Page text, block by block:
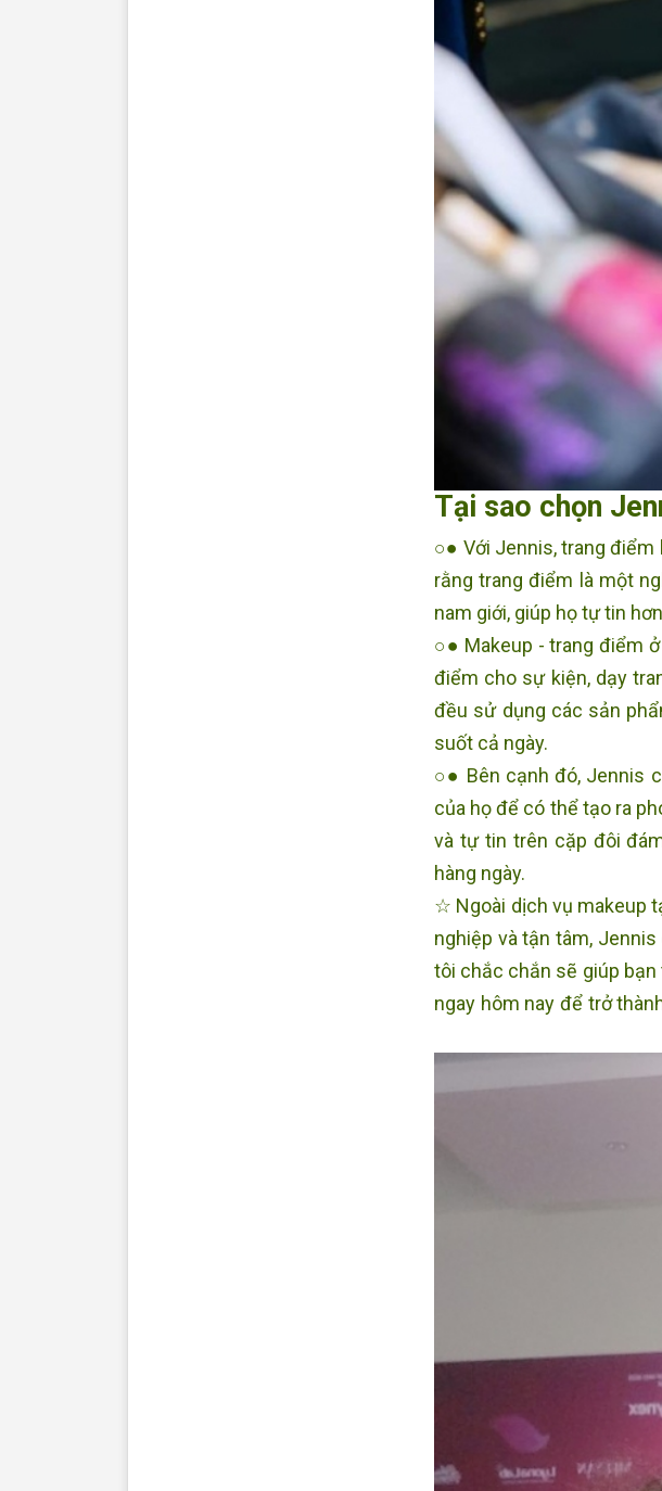
Tại sao chọn
○● Với Jennis, trang điểm
rằng trang điểm là một
nam giới, giúp họ tự tin
○● Makeup - trang điểm
điểm cho sự kiện, dạy
đều sử dụng các sản
suốt cả ngày.
○● Bên cạnh đó, Jennis
của họ để có thể tạo ra
và tự tin trên cặp đôi
hàng ngày.
☆ Ngoài dịch vụ makeup
nghiệp và tận tâm,
tôi chắc chắn sẽ giúp bạn
ngay hôm nay để trở